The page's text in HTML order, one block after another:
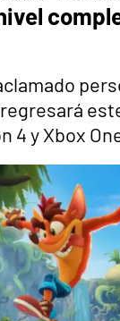
Hyrule Warriors
4 y Xbox